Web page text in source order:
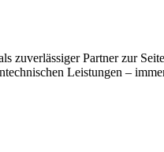
Partner zur
Leistungen –